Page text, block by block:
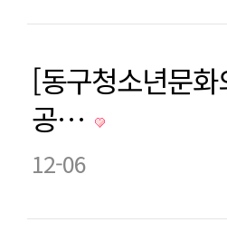
[동구청소년문
공…
12-06